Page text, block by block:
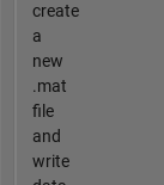
create
a
new
.mat
file
and
write